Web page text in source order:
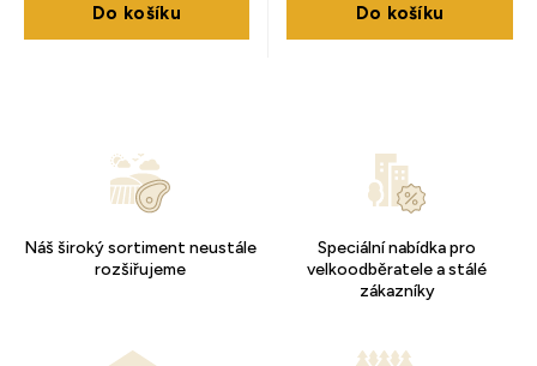
Do košíku Do košíku
Náš široký sortiment neustále
rozšiřujeme
Speciální nabídka pro
velkoodběratele a stálé
zákazníky